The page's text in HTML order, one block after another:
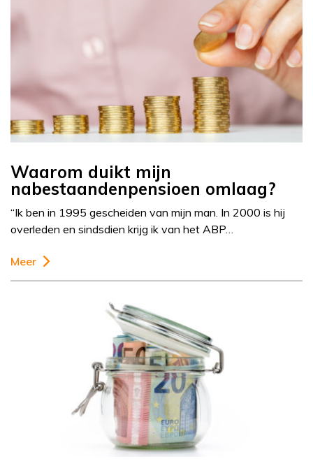
Waarom duikt mijn
nabestaandenpensioen omlaag?
“Ik ben in 1995 gescheiden van mijn man. In 2000 is hij
overleden en sindsdien krijg ik van het ABP…
Meer